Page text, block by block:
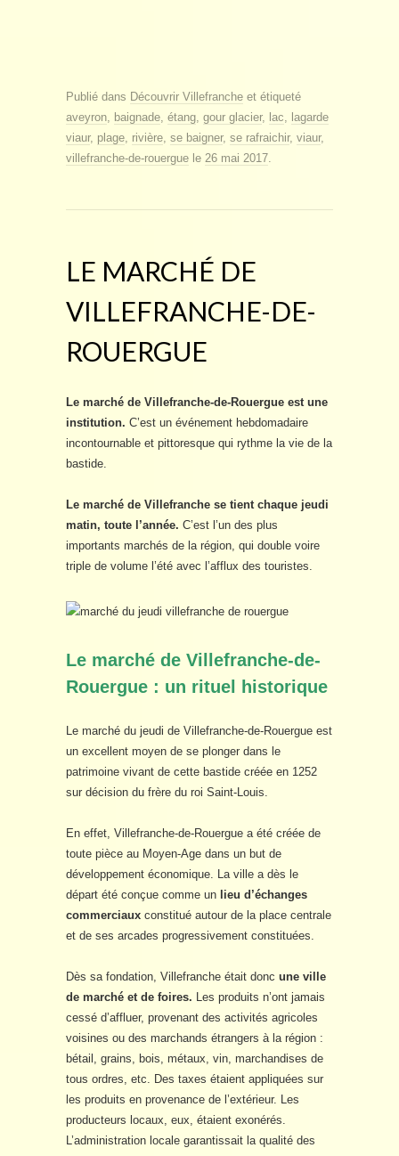
Publié dans Découvrir Villefranche et étiqueté
aveyron, baignade, étang, gour glacier, lac, lagarde
viaur, plage, rivière, se baigner, se rafraichir, viaur,
villefranche-de-rouergue le 26 mai 2017.
LE MARCHÉ DE
VILLEFRANCHE-DE-
ROUERGUE
Le marché de Villefranche-de-Rouergue est une
institution. C’est un événement hebdomadaire
incontournable et pittoresque qui rythme la vie de la
bastide.
Le marché de Villefranche se tient chaque jeudi
matin, toute l’année. C’est l’un des plus
importants marchés de la région, qui double voire
triple de volume l’été avec l’afflux des touristes.
Le marché de Villefranche-de-
Rouergue : un rituel historique
Le marché du jeudi de Villefranche-de-Rouergue est
un excellent moyen de se plonger dans le
patrimoine vivant de cette bastide créée en 1252
sur décision du frère du roi Saint-Louis.
En effet, Villefranche-de-Rouergue a été créée de
toute pièce au Moyen-Age dans un but de
développement économique. La ville a dès le
départ été conçue comme un lieu d’échanges
commerciaux constitué autour de la place centrale
et de ses arcades progressivement constituées.
Dès sa fondation, Villefranche était donc une ville
de marché et de foires. Les produits n’ont jamais
cessé d’affluer, provenant des activités agricoles
voisines ou des marchands étrangers à la région :
bétail, grains, bois, métaux, vin, marchandises de
tous ordres, etc. Des taxes étaient appliquées sur
les produits en provenance de l’extérieur. Les
producteurs locaux, eux, étaient exonérés.
L’administration locale garantissait la qualité des